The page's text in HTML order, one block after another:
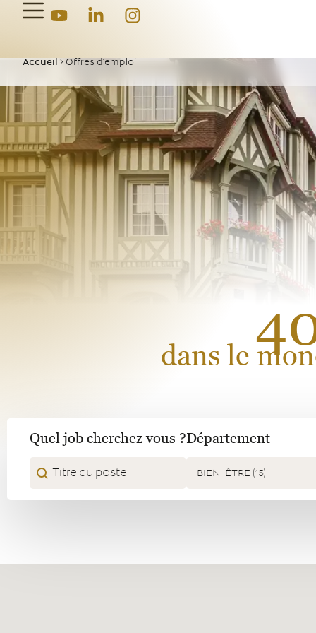
Accueil > Offres d'emploi
dans le
Quel job cherchez vous ?
Quel job cherchez vous ?
Département
Département
BIEN-ÊTRE (15)
Département